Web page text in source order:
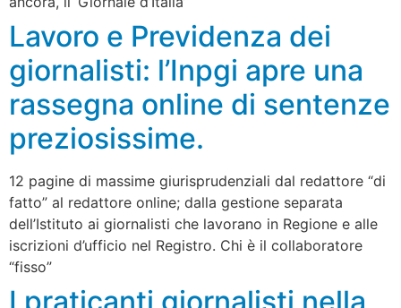
Lavoro e Previdenza dei
giornalisti: l’Inpgi apre una
rassegna online di sentenze
preziosissime.
12 pagine di massime giurisprudenziali dal redattore “di
fatto” al redattore online; dalla gestione separata
dell’Istituto ai giornalisti che lavorano in Regione e alle
iscrizioni d’ufficio nel Registro. Chi è il collaboratore
“fisso”
I praticanti giornalisti nella